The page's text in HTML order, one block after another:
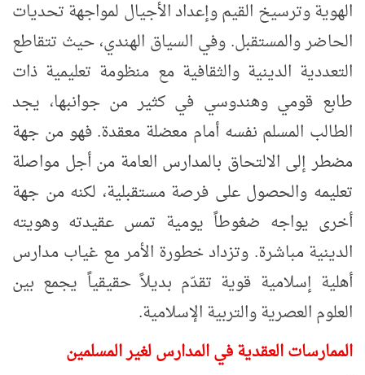
الهوية وترسيخ القيم وإعداد الأجيال لمواجهة تحديات
الحاضر والمستقبل. وفي السياق الهندي، حيث تتقاطع
التعددية الدينية والثقافية مع منظومة تعليمية ذات
طابع قومي وهندوسي في كثير من جوانبها، يجد
الطالب المسلم نفسه أمام معضلة معقدة. فهو من جهة
مضطر إلى الالتحاق بالمدارس العامة من أجل مواصلة
تعليمه والحصول على فرصة مستقبلية، لكنه من جهة
أخرى يواجه ضغوطاً يومية تمس عقيدته وهويته
الدينية مباشرة. وتزداد خطورة الأمر مع غياب مدارس
أهلية إسلامية قوية تقدّم بديلاً حقيقياً يجمع بين
العلوم العصرية والتربية الإسلامية.
الممارسات العقدية في المدارس لغير المسلمين